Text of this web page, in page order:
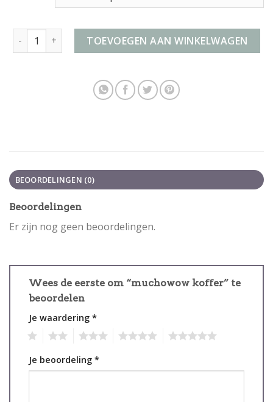
muchowow koffer aantalTOEVOEGEN AAN WINKELWAGEN
BEOORDELINGEN (0)
Beoordelingen
Er zijn nog geen beoordelingen.
Wees de eerste om “muchowow koffer” te
beoordelen
Je waardering *
Je beoordeling *